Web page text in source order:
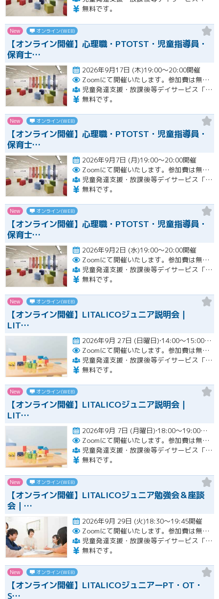
無料です。
New オンライン(WEB)
【オンライン開催】心理職・PTOTST・児童指導員・
保育士…
2026年9月17日 (木)19:00～20:00開催
Zoomにて開催いたします。参加費は無料です。
児童発達支援・放課後等デイサービス「LITALICOジュニア」
無料です。
New オンライン(WEB)
【オンライン開催】心理職・PTOTST・児童指導員・
保育士…
2026年9月7日 (月)19:00～20:00開催
Zoomにて開催いたします。参加費は無料です。
児童発達支援・放課後等デイサービス「LITALICOジュニア」
無料です。
New オンライン(WEB)
【オンライン開催】心理職・PTOTST・児童指導員・
保育士…
2026年9月2日 (水)19:00～20:00開催
Zoomにて開催いたします。参加費は無料です。
児童発達支援・放課後等デイサービス「LITALICOジュニア」
無料です。
New オンライン(WEB)
【オンライン開催】LITALICOジュニア説明会｜
LIT…
2026年9月 27日 (日曜日)⋅14:00～15:00開催
Zoomにて開催いたします。参加費は無料です。
児童発達支援・放課後等デイサービス「LITALICOジュニア」
無料です。
New オンライン(WEB)
【オンライン開催】LITALICOジュニア説明会｜
LIT…
2026年9月 7日 (月曜日)⋅18:00～19:00開催
Zoomにて開催いたします。参加費は無料です。
児童発達支援・放課後等デイサービス「LITALICOジュニア」
無料です。
New オンライン(WEB)
【オンライン開催】LITALICOジュニア勉強会＆座談
会｜…
2026年9月 29日 (火)18:30～19:45開催
Zoomにて開催いたします。参加費は無料です。
児童発達支援・放課後等デイサービス「LITALICOジュニア」
無料です。
New オンライン(WEB)
【オンライン開催】LITALICOジュニアーPT・OT・
S…